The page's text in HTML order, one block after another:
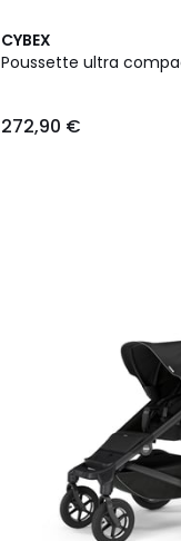
CYBEX
Poussette ultra
272,90 €
2
Couleurs